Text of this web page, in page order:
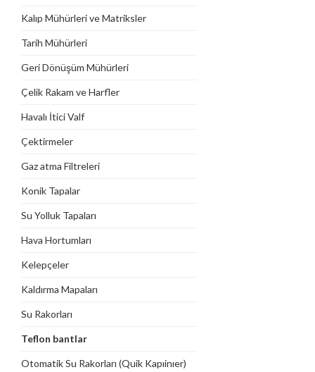
Kalıp Mühürleri ve Matriksler
Tarih Mühürleri
Geri Dönüşüm Mühürleri
Çelik Rakam ve Harfler
Havalı İtici Valf
Çektirmeler
Gaz atma Filtreleri
Konik Tapalar
Su Yolluk Tapaları
Hava Hortumları
Kelepçeler
Kaldırma Mapaları
Su Rakorları
Teflon bantlar
Otomatik Su Rakorları (Quik Kapıinıer)